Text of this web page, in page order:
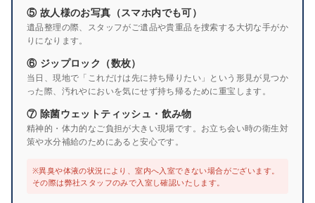
⑤ 故人様のお写真（スマホ内でも可）
遺品整理の際、スタッフがご遺品や貴重品を捜索する大切な手がか
りになります。
⑥ ジップロック（数枚）
当日、現地で「これだけは先に持ち帰りたい」という形見が見つか
った際、汚れやにおいを気にせず持ち帰るために重宝します。
⑦ 除菌ウェットティッシュ・飲み物
精神的・体力的なご負担が大きい現場です。お立ち会い時の衛生対
策や水分補給のためにあると安心です。
※異臭や体液の状況により、室内へ入室できない場合がございます。
その際は弊社スタッフのみで入室し確認いたします。